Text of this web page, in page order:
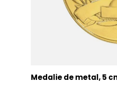
Medalie de metal, 5